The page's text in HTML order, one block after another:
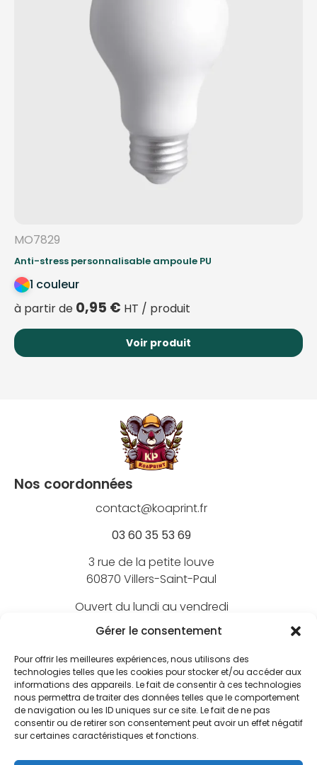
Gérer le consentement
Pour offrir les meilleures expériences, nous utilisons des
technologies telles que les cookies pour stocker et/ou accéder aux
informations des appareils. Le fait de consentir à ces technologies
nous permettra de traiter des données telles que le comportement
de navigation ou les ID uniques sur ce site. Le fait de ne pas
consentir ou de retirer son consentement peut avoir un effet négatif
sur certaines caractéristiques et fonctions.
MO7829
Anti-stress personnalisable ampoule PU
1 couleur
à partir de 0,95 € HT / produit
Voir produit
Nos coordonnées
contact@koaprint.fr
03 60 35 53 69
3 rue de la petite louve
60870 Villers-Saint-Paul
Ouvert du lundi au vendredi
de 9h à 18h
Nos marques
BEECHFIELD
ATLANTIS
Nos marquages
Broderie textile